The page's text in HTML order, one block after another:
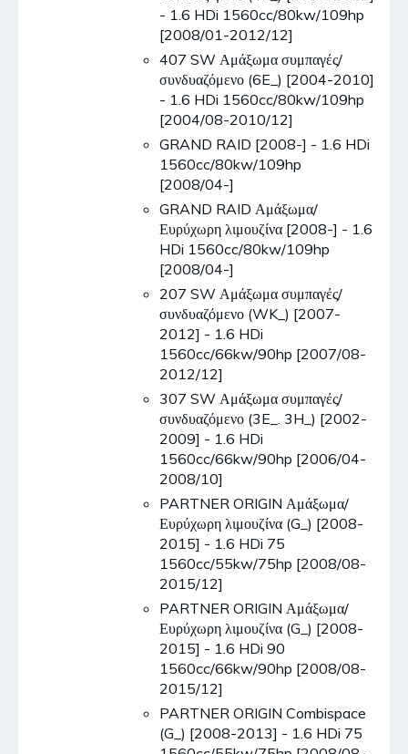
- 1.6 HDi 1560cc/80kw/109hp
[2008/01-2012/12]
407 SW Αμάξωμα συμπαγές/
συνδυαζόμενο (6E_) [2004-2010]
- 1.6 HDi 1560cc/80kw/109hp
[2004/08-2010/12]
GRAND RAID [2008-] - 1.6 HDi
1560cc/80kw/109hp
[2008/04-]
GRAND RAID Αμάξωμα/
Ευρύχωρη λιμουζίνα [2008-] - 1.6
HDi 1560cc/80kw/109hp
[2008/04-]
207 SW Αμάξωμα συμπαγές/
συνδυαζόμενο (WK_) [2007-
2012] - 1.6 HDi
1560cc/66kw/90hp [2007/08-
2012/12]
307 SW Αμάξωμα συμπαγές/
συνδυαζόμενο (3E_. 3H_) [2002-
2009] - 1.6 HDi
1560cc/66kw/90hp [2006/04-
2008/10]
PARTNER ORIGIN Αμάξωμα/
Ευρύχωρη λιμουζίνα (G_) [2008-
2015] - 1.6 HDi 75
1560cc/55kw/75hp [2008/08-
2015/12]
PARTNER ORIGIN Αμάξωμα/
Ευρύχωρη λιμουζίνα (G_) [2008-
2015] - 1.6 HDi 90
1560cc/66kw/90hp [2008/08-
2015/12]
PARTNER ORIGIN Combispace
(G_) [2008-2013] - 1.6 HDi 75